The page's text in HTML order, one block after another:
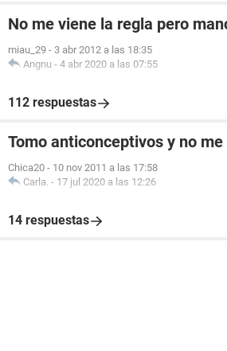
No me viene la regla pero
miau_29 - 3 abr 2012 a las 18:35
Angnu - 4 abr 2020 a las 07:55
112 respuestas
Tomo anticonceptivos y no
Chica20 - 10 nov 2011 a las 17:58
Carla. - 17 jul 2020 a las 12:26
14 respuestas